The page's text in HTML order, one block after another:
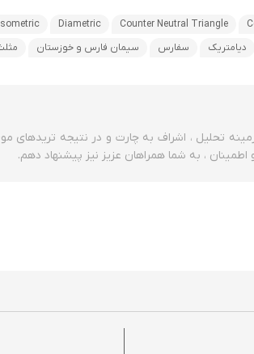
Counter Neutral Triangle
Diametric
دیامتریک سفارس سیمان فارس و خوزستان
تحلیل ، اشراف به چارت و در نتیجه
، به شما همراهان عزیز نیز پیشنهاد دهم.